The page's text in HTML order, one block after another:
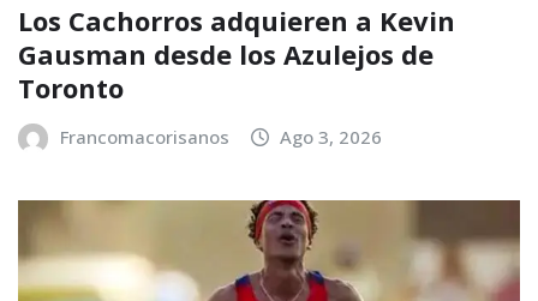
Los Cachorros adquieren a Kevin
Gausman desde los Azulejos de
Toronto
Francomacorisanos Ago 3, 2026